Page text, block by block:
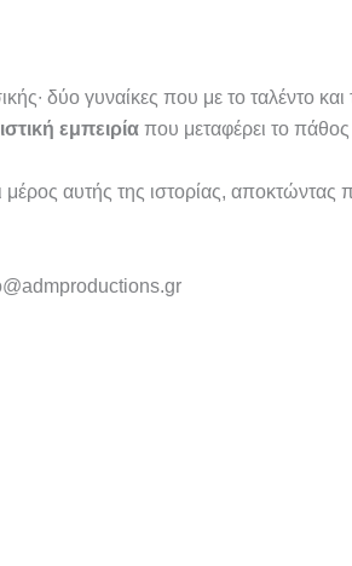
δύο γυναίκες που με το ταλέντο και
εμπειρία που μεταφέρει το
αυτής της ιστορίας, αποκτώντας